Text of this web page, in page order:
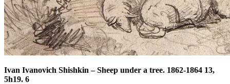
Ivan Ivanovich Shishkin –Sheep under a tree. 1862-1864 13,
5h19. 6